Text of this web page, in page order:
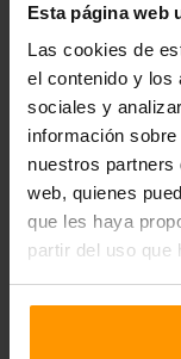
Esta página web
Las cookies de
el contenido y los
sociales y
información
nuestros
web, quienes
que les haya
partir del uso que
alojamiento
rendimiento y una
todo basado en
última
dominar su
ScalaCube Arma
más confiables
incendios para
en grandes
Elija ScalaCube
Arma 2 y lleve su
nuevo nivel.